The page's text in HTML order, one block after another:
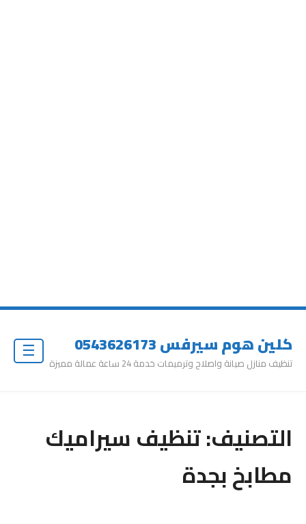
كلين هوم سيرفس 0543626173
تنظيف منازل صيانة واصلاح وترميمات خدمة 24 ساعة عمالة مميزة
التصنيف:تنظيف سيراميك
مطابخ بجدة